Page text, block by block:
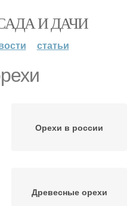
И ДАЧИ
статьи
Орехи в россии
Древесные орехи